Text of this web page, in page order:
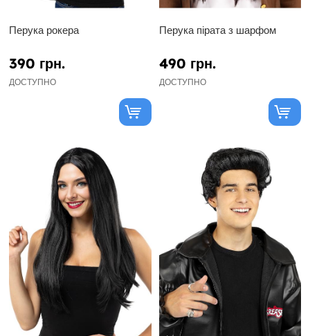
Перука рокера
390 грн.
ДОСТУПНО
Перука пірата з шарфом
490 грн.
ДОСТУПНО